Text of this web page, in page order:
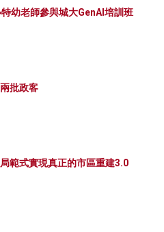
幼老師參與城大GenAI培訓班
批政客
範式實現真正的市區重建3.0